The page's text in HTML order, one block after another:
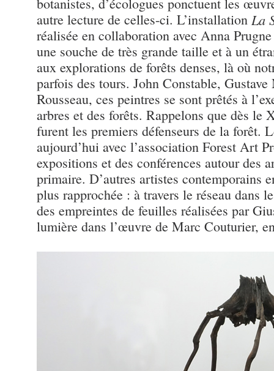
autre lecture de celles-ci. L’installation La
réalisée en collaboration avec Anna
une souche de très grande taille et à un
aux explorations de forêts denses, là où
parfois des tours. John Constable,
Rousseau, ces peintres se sont prêtés à
arbres et des forêts. Rappelons que dès le
furent les premiers défenseurs de la forêt.
aujourd’hui avec l’association Forest Art
expositions et des conférences autour des
primaire. D’autres artistes contemporains
plus rapprochée : à travers le réseau dans
des empreintes de feuilles réalisées par
lumière dans l’œuvre de Marc Couturier,